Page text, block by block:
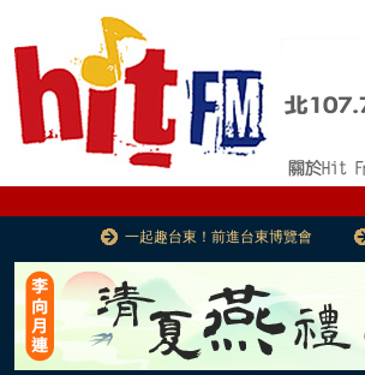
一起趣台東！前進台東博覽會